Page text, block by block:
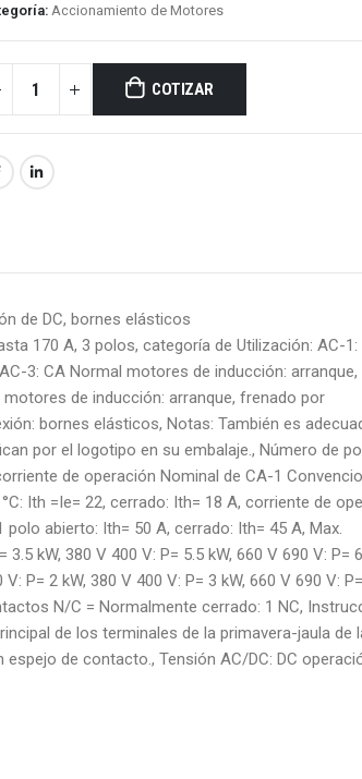
Accionamiento de Motores
COTIZAR
de DC, bornes elásticos
170 A, 3 polos, categoría de Utilización: AC-1:
3: CA Normal motores de inducción: arranque,
de inducción: arranque, frenado por
bornes elásticos, Notas: También es
por el logotipo en su embalaje., Número de
de operación Nominal de CA-1
Ith =Ie= 22, cerrado: Ith= 18 A, corriente de
abierto: Ith= 50 A, cerrado: Ith= 45 A, Max.
kW, 380 V 400 V: P= 5.5 kW, 660 V 690 V: P=
P= 2 kW, 380 V 400 V: P= 3 kW, 660 V 690 V:
N/C = Normalmente cerrado: 1 NC,
de los terminales de la primavera-jaula de
de contacto., Tensión AC/DC: DC